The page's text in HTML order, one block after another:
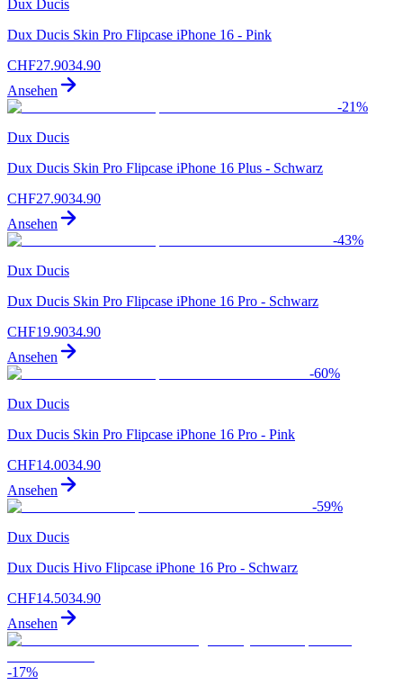
Dux Ducis
Dux Ducis Skin Pro Flipcase iPhone 16 - Pink
CHF27.9034.90
Ansehen
-21%
Dux Ducis
Dux Ducis Skin Pro Flipcase iPhone 16 Plus - Schwarz
CHF27.9034.90
Ansehen
-43%
Dux Ducis
Dux Ducis Skin Pro Flipcase iPhone 16 Pro - Schwarz
CHF19.9034.90
Ansehen
-60%
Dux Ducis
Dux Ducis Skin Pro Flipcase iPhone 16 Pro - Pink
CHF14.0034.90
Ansehen
-59%
Dux Ducis
Dux Ducis Hivo Flipcase iPhone 16 Pro - Schwarz
CHF14.5034.90
Ansehen
-17%